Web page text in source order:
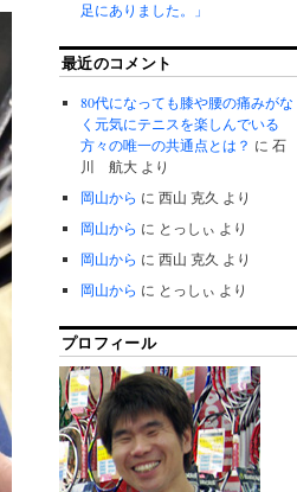
足にありました。」
最近のコメント
80代になっても膝や腰の痛みがな
く元気にテニスを楽しんでいる
方々の唯一の共通点とは？ に石
川 航大 より
岡山から に西山 克久 より
岡山から に とっしぃ より
岡山から に西山 克久 より
岡山から に とっしぃ より
プロフィール